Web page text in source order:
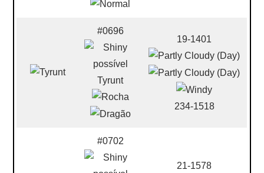
#0696
Tyrunt
19-1401
234-1518
#0702
21-1578